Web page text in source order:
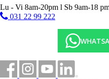
Lu - Vi 8am-20pm l Sb 9am-18
031 22 99 222